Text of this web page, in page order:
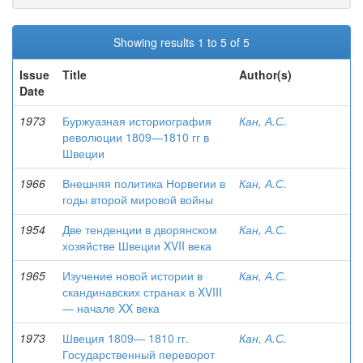
Showing results 1 to 5 of 5
Issue
Date
Title Author(s)
1973
Буржуазная историография
революции 1809—1810 гг в
Швеции
Кан, А.С.
1966
Внешняя политика Норвегии в
годы второй мировой войны
Кан, А.С.
1954
Две тенденции в дворянском
хозяйстве Швеции XVII века
Кан, А.С.
1965
Изучение новой истории в
скандинавских странах в XVIII
— начале XX века
Кан, А.С.
1973
Швеция 1809— 1810 гг.
Государственный переворот
Кан, А.С.